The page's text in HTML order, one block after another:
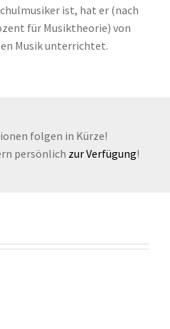
ist, hat er (nach
für Musiktheorie) von
Musik unterrichtet.
folgen in Kürze!
persönlich zur Verfügung!